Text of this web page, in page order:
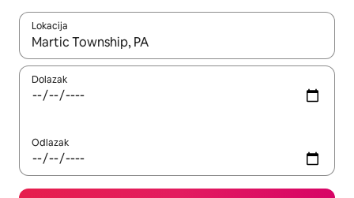
Lokacija
Kada budu dostupni rezultati, moći ćete ih pregledati
Dolazak
Odlazak